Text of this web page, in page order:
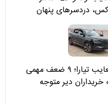
دردسرهای پنهان
معایب تیارا؛ ۹ ضعف مهمی
خریداران دیر متوجه